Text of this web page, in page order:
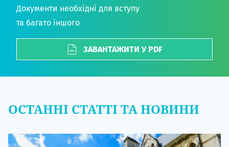
Документи необхідні для вступу
та багато іншого
ЗАВАНТАЖИТИ У PDF
ОСТАННІ СТАТТІ ТА НОВИНИ